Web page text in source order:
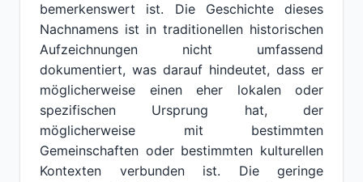
bemerkenswert ist. Die Geschichte dieses
Nachnamens ist in traditionellen historischen
Aufzeichnungen nicht umfassend
dokumentiert, was darauf hindeutet, dass er
möglicherweise einen eher lokalen oder
spezifischen Ursprung hat, der
möglicherweise mit bestimmten
Gemeinschaften oder bestimmten kulturellen
Kontexten verbunden ist. Die geringe